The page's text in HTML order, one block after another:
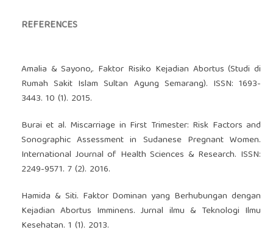
REFERENCES
Amalia & Sayono,. Faktor Risiko Kejadian Abortus (Studi di
Rumah Sakit Islam Sultan Agung Semarang). ISSN: 1693-
3443. 10 (1). 2015.
Burai et al. Miscarriage in First Trimester: Risk Factors and
Sonographic Assessment in Sudanese Pregnant Women.
International Journal of Health Sciences & Research. ISSN:
2249-9571. 7 (2). 2016.
Hamida & Siti. Faktor Dominan yang Berhubungan dengan
Kejadian Abortus Imminens. Jurnal ilmu & Teknologi Ilmu
Kesehatan. 1 (1). 2013.